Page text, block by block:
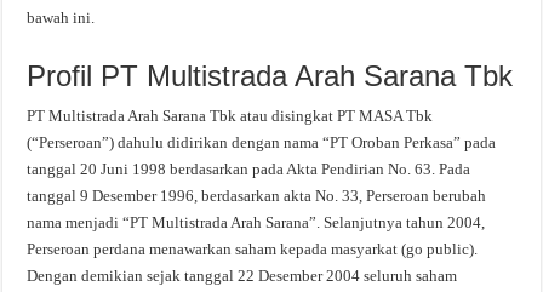
bawah ini.
Profil PT Multistrada Arah Sarana Tbk
PT Multistrada Arah Sarana Tbk atau disingkat PT MASA Tbk
(“Perseroan”) dahulu didirikan dengan nama “PT Oroban Perkasa” pada
tanggal 20 Juni 1998 berdasarkan pada Akta Pendirian No. 63. Pada
tanggal 9 Desember 1996, berdasarkan akta No. 33, Perseroan berubah
nama menjadi “PT Multistrada Arah Sarana”. Selanjutnya tahun 2004,
Perseroan perdana menawarkan saham kepada masyarkat (go public).
Dengan demikian sejak tanggal 22 Desember 2004 seluruh saham